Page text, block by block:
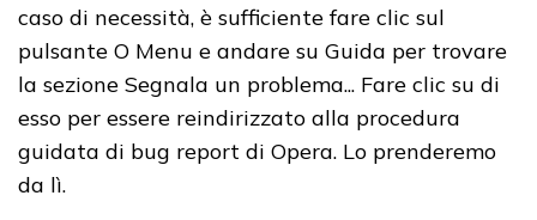
caso di necessità, è sufficiente fare clic sul
pulsante O Menu e andare su Guida per trovare
la sezione Segnala un problema... Fare clic su di
esso per essere reindirizzato alla procedura
guidata di bug report di Opera. Lo prenderemo
da lì.